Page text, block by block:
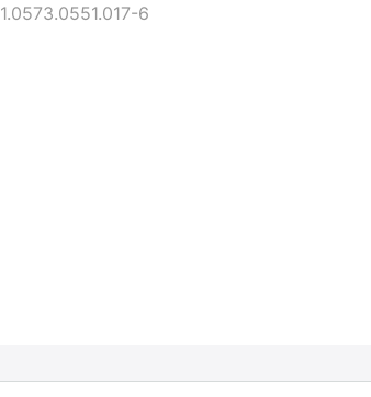
1.0573.0551.017-6